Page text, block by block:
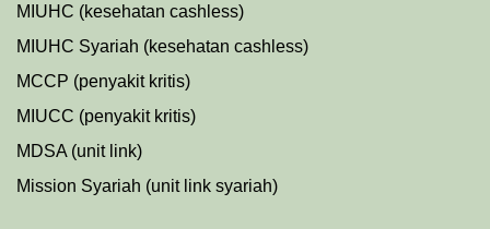
MIUHC (kesehatan cashless)
MIUHC Syariah (kesehatan cashless)
MCCP (penyakit kritis)
MIUCC (penyakit kritis)
MDSA (unit link)
Mission Syariah (unit link syariah)